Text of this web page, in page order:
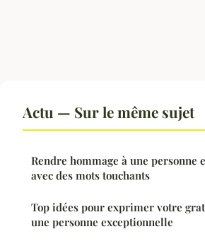
Actu — Sur le même sujet
Rendre hommage à une personne
avec des mots touchants
Top idées pour exprimer votre
une personne exceptionnelle